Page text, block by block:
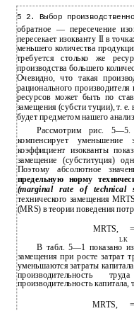
5 2. Выбор
обратное — пересечение
пересекает изокванту II в
меньшего количества
требуется столько же
производства большего
Очевидно, что такая
рационального
ресурсов может быть по­
замещения (субсти­ туции), т.
будет предметом нашего
Рассмотрим рис. 5—5.
компенсирует уменьшение
коэффициент изокванты
замещение (субституция)
Поэтому абсолютное
предельную норму
(marginal rate of technical
технического замещения
(MRS) в теории поведения
MRTS, =
LK
В табл. 5—1 показано
замещения при росте затрат
уменьшаются затраты
производительность
производительность капитала,
MRTS, =